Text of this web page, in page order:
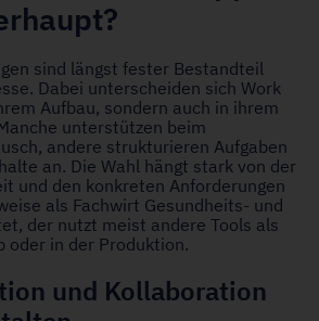
sind längst fester Bestandteil
Dabei unterscheiden sich Work
Aufbau, sondern auch in ihrem
unterstützen beim
andere strukturieren Aufgaben
an. Die Wahl hängt stark von der
und den konkreten Anforderungen
als Fachwirt Gesundheits- und
der nutzt meist andere Tools als
oder in der Produktion.
und Kollaboration